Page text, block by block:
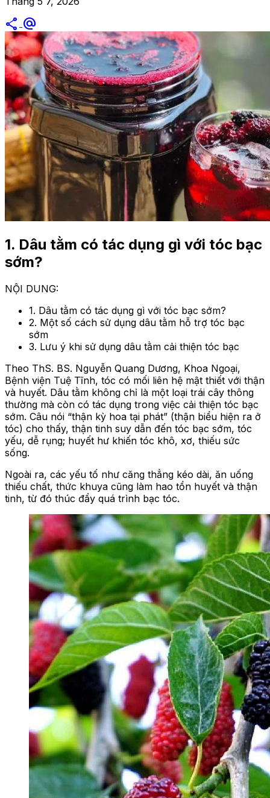
share alternate_email
1. Dâu tằm có tác dụng gì với tóc bạc
sớm?
NỘI DUNG:
1. Dâu tằm có tác dụng gì với tóc bạc sớm?
2. Một số cách sử dụng dâu tằm hỗ trợ tóc bạc
sớm
3. Lưu ý khi sử dụng dâu tằm cải thiện tóc bạc
Theo ThS. BS. Nguyễn Quang Dương, Khoa Ngoại,
Bệnh viện Tuệ Tĩnh, tóc có mối liên hệ mật thiết với thận
và huyết. Dâu tằm không chỉ là một loại trái cây thông
thường mà còn có tác dụng trong việc cải thiện tóc bạc
sớm. Câu nói “thận kỳ hoa tại phát” (thận biểu hiện ra ở
tóc) cho thấy, thận tinh suy dẫn đến tóc bạc sớm, tóc
yếu, dễ rụng; huyết hư khiến tóc khô, xơ, thiếu sức
sống.
Ngoài ra, các yếu tố như căng thẳng kéo dài, ăn uống
thiếu chất, thức khuya cũng làm hao tổn huyết và thận
tinh, từ đó thúc đẩy quá trình bạc tóc.